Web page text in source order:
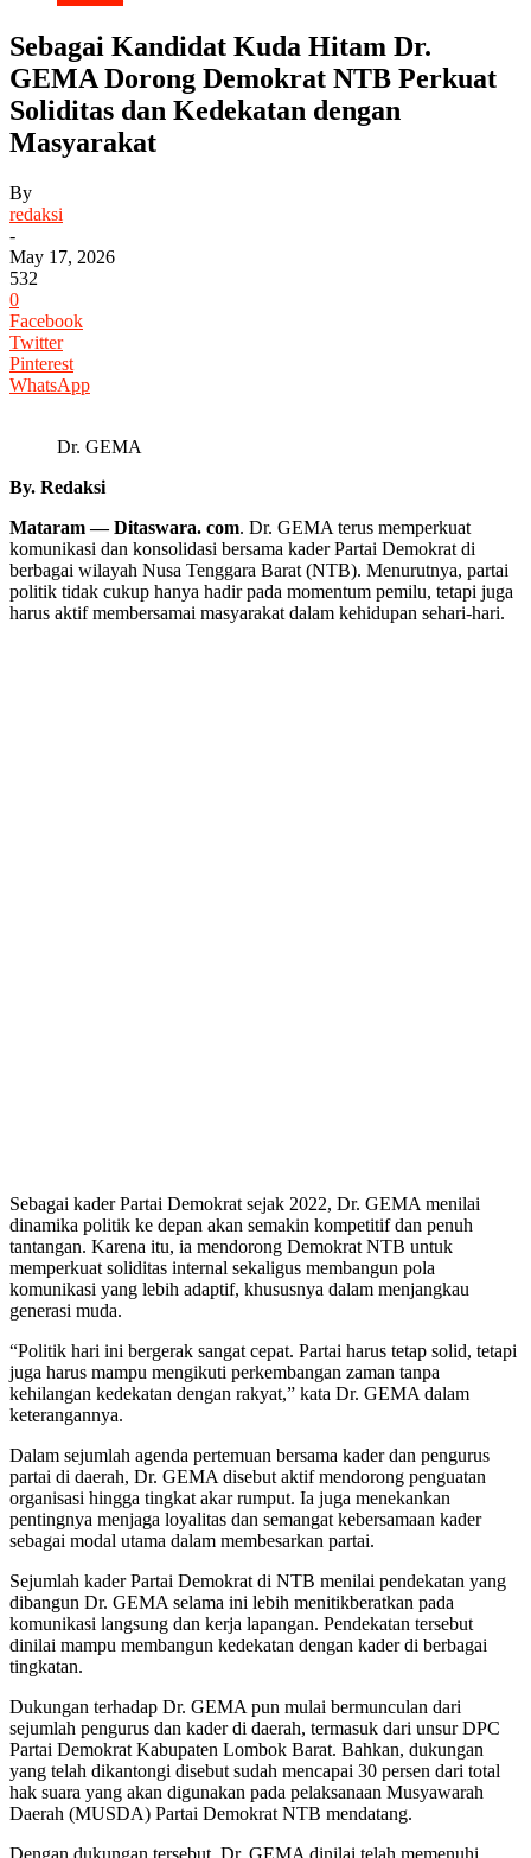
Sebagai Kandidat Kuda Hitam Dr.
GEMA Dorong Demokrat NTB Perkuat
Soliditas dan Kedekatan dengan
Masyarakat
By
redaksi
-
May 17, 2026
532
0
Facebook
Twitter
Pinterest
WhatsApp
Dr. GEMA
By. Redaksi
Mataram — Ditaswara. com. Dr. GEMA terus memperkuat
komunikasi dan konsolidasi bersama kader Partai Demokrat di
berbagai wilayah Nusa Tenggara Barat (NTB). Menurutnya, partai
politik tidak cukup hanya hadir pada momentum pemilu, tetapi juga
harus aktif membersamai masyarakat dalam kehidupan sehari-hari.
Sebagai kader Partai Demokrat sejak 2022, Dr. GEMA menilai
dinamika politik ke depan akan semakin kompetitif dan penuh
tantangan. Karena itu, ia mendorong Demokrat NTB untuk
memperkuat soliditas internal sekaligus membangun pola
komunikasi yang lebih adaptif, khususnya dalam menjangkau
generasi muda.
“Politik hari ini bergerak sangat cepat. Partai harus tetap solid, tetapi
juga harus mampu mengikuti perkembangan zaman tanpa
kehilangan kedekatan dengan rakyat,” kata Dr. GEMA dalam
keterangannya.
Dalam sejumlah agenda pertemuan bersama kader dan pengurus
partai di daerah, Dr. GEMA disebut aktif mendorong penguatan
organisasi hingga tingkat akar rumput. Ia juga menekankan
pentingnya menjaga loyalitas dan semangat kebersamaan kader
sebagai modal utama dalam membesarkan partai.
Sejumlah kader Partai Demokrat di NTB menilai pendekatan yang
dibangun Dr. GEMA selama ini lebih menitikberatkan pada
komunikasi langsung dan kerja lapangan. Pendekatan tersebut
dinilai mampu membangun kedekatan dengan kader di berbagai
tingkatan.
Dukungan terhadap Dr. GEMA pun mulai bermunculan dari
sejumlah pengurus dan kader di daerah, termasuk dari unsur DPC
Partai Demokrat Kabupaten Lombok Barat. Bahkan, dukungan
yang telah dikantongi disebut sudah mencapai 30 persen dari total
hak suara yang akan digunakan pada pelaksanaan Musyawarah
Daerah (MUSDA) Partai Demokrat NTB mendatang.
Dengan dukungan tersebut, Dr. GEMA dinilai telah memenuhi